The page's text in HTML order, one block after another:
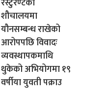
शौचालयमा
यौनसम्बन्ध राखेको
आरोपपछि विवादः
व्यवस्थापकमाथि
थुकेको अभियोगमा १९
वर्षीया युवती पक्राउ